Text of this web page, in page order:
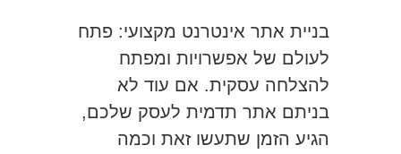
בניית אתר אינטרנט מקצועי: פתח
לעולם של אפשרויות ומפתח
להצלחה עסקית. אם עוד לא
בניתם אתר תדמית לעסק שלכם,
הגיע הזמן שתעשו זאת וכמה